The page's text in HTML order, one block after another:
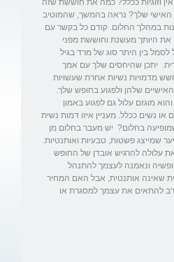
האישי שלך? נראה בהמשך, שהמוטיב
במהלך החלום. קודם כל בקשר עם
היותך מעשנת וחוששת מפני
לסמל בין היתר סוג של מרד בגיל
יתכן שהיחסים שלך עם אמך
מדמויות נשיות אחרת שעשויות
שלהן ולפגוע בחופש שלך.
מוגזם עלול גם לפגוע באמון
נשים ככלל. מעניין איזו דמות נשית
בחלום?  יש מעבר בחלום מן
שמייצג פשטות, טבעיות ואותנטיות.
עלולה להרגיש אובדן של החופש
ונאמנה לעצמך להתנהל
שאינה אותנטית, אבל האם המחיר
רב להתאים את עצמך למסגרת או